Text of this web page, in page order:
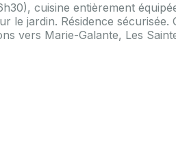
cuisine entièrement
le jardin. Résidence
vers Marie-Galante, Les